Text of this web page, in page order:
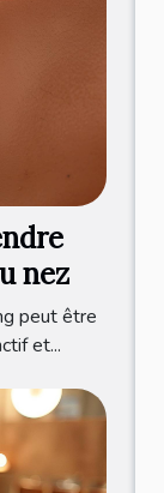
nez
peut être
et...